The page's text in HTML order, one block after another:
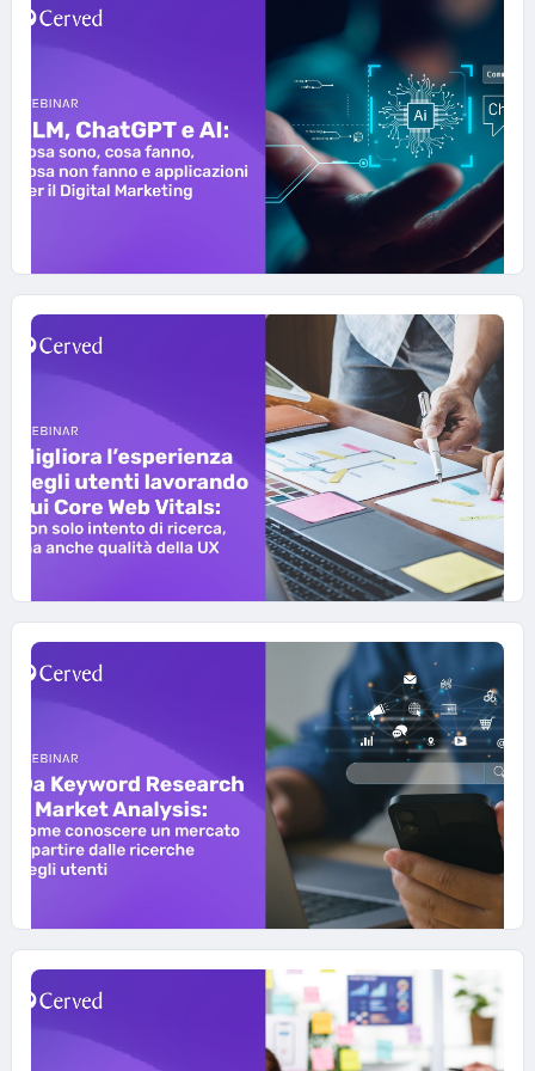
30 LUGLIO 2023
LLM, ChatGPT e AI
Cosa sono, cosa fanno, cosa non fanno e
applicazioni per il Digital Marketing.
#WEBINAR-DIGITAL-MARKETING
25 LUGLIO 2023
Migliora l'esperienza degli utenti
lavorando sui Core Web Vitals
Non solo intento di ricerca ma anche qualità
della UX. Registrati e guarda gratuitamente il
webinar.
#WEBINAR-DIGITAL-MARKETING
30 MAGGIO 2023
Da Keyword Research a Market